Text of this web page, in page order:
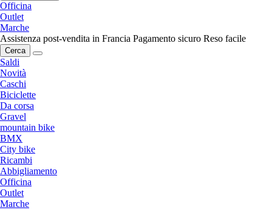
Officina
Outlet
Marche
Assistenza post-vendita in Francia Pagamento sicuro Reso facile
Cerca
Saldi
Novità
Caschi
Biciclette
Da corsa
Gravel
mountain bike
BMX
City bike
Ricambi
Abbigliamento
Officina
Outlet
Marche